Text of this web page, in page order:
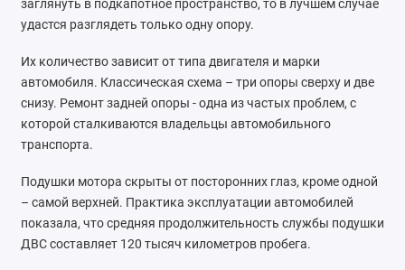
заглянуть в подкапотное пространство, то в лучшем случае
удастся разглядеть только одну опору.
Их количество зависит от типа двигателя и марки
автомобиля. Классическая схема – три опоры сверху и две
снизу. Ремонт задней опоры - одна из частых проблем, с
которой сталкиваются владельцы автомобильного
транспорта.
Подушки мотора скрыты от посторонних глаз, кроме одной
– самой верхней. Практика эксплуатации автомобилей
показала, что средняя продолжительность службы подушки
ДВС составляет 120 тысяч километров пробега.